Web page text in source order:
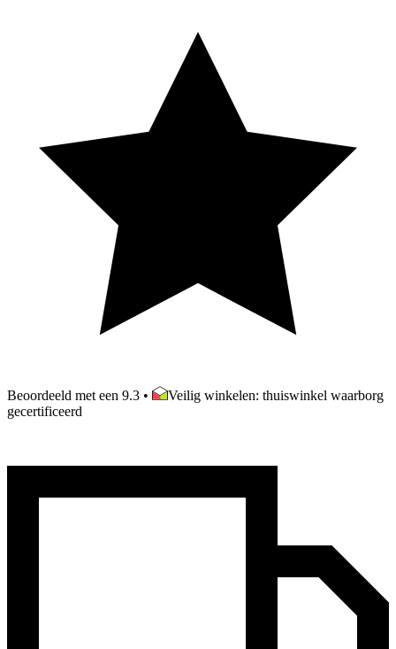
Beoordeeld met een 9.3 •
Veilig winkelen: thuiswinkel waarborg
gecertificeerd